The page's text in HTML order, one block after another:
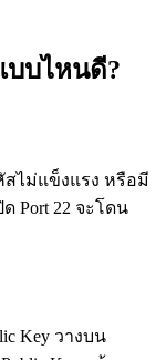
บบไหนดี?
หัสไม่แข็งแรง หรือมี
Port 22 จะโดน
Key วางบน